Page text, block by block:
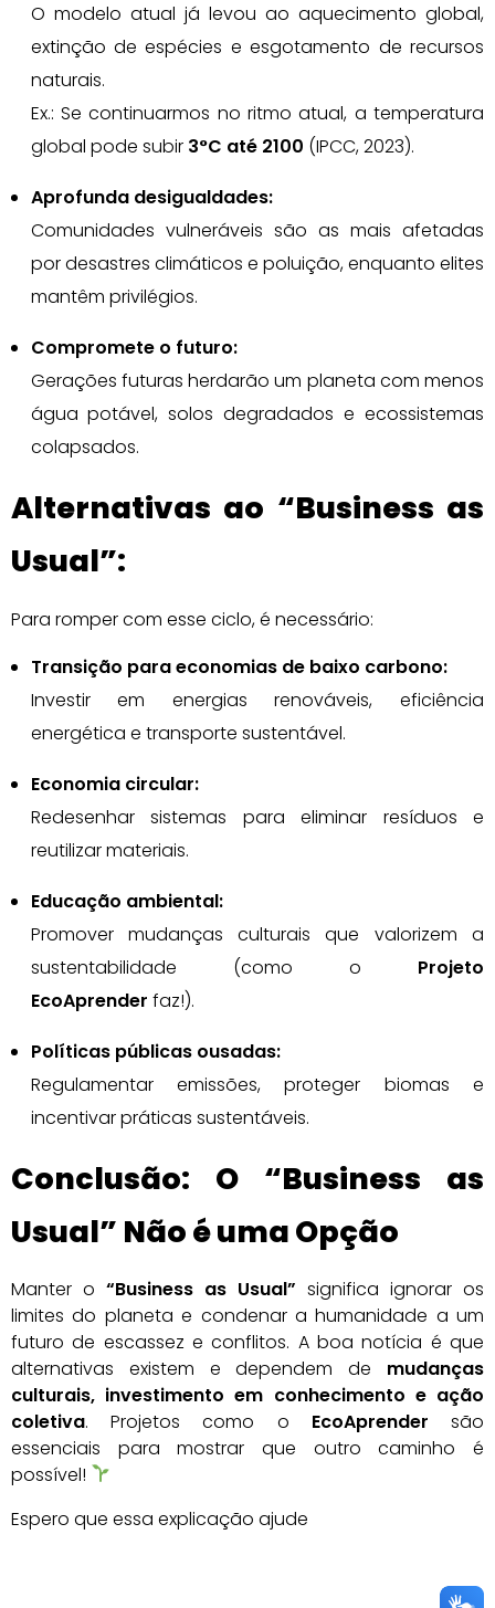
O modelo atual já levou ao aquecimento global,
extinção de espécies e esgotamento de recursos
naturais.
Ex.: Se continuarmos no ritmo atual, a temperatura
global pode subir 3°C até 2100 (IPCC, 2023).
Aprofunda desigualdades:
Comunidades vulneráveis são as mais afetadas
por desastres climáticos e poluição, enquanto elites
mantêm privilégios.
Compromete o futuro:
Gerações futuras herdarão um planeta com menos
água potável, solos degradados e ecossistemas
colapsados.
Alternativas ao “Business as
Usual”:
Para romper com esse ciclo, é necessário:
Transição para economias de baixo carbono:
Investir em energias renováveis, eficiência
energética e transporte sustentável.
Economia circular:
Redesenhar sistemas para eliminar resíduos e
reutilizar materiais.
Educação ambiental:
Promover mudanças culturais que valorizem a
sustentabilidade (como o Projeto
EcoAprender faz!).
Políticas públicas ousadas:
Regulamentar emissões, proteger biomas e
incentivar práticas sustentáveis.
Conclusão: O “Business as
Usual” Não é uma Opção
Manter o “Business as Usual” significa ignorar os
limites do planeta e condenar a humanidade a um
futuro de escassez e conflitos. A boa notícia é que
alternativas existem e dependem de mudanças
culturais, investimento em conhecimento e ação
coletiva. Projetos como o EcoAprender são
essenciais para mostrar que outro caminho é
possível!
Espero que essa explicação ajude